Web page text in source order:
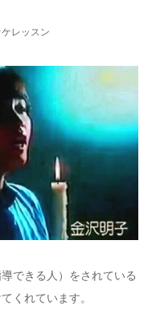
レッスン
できる人）をされている
くれています。